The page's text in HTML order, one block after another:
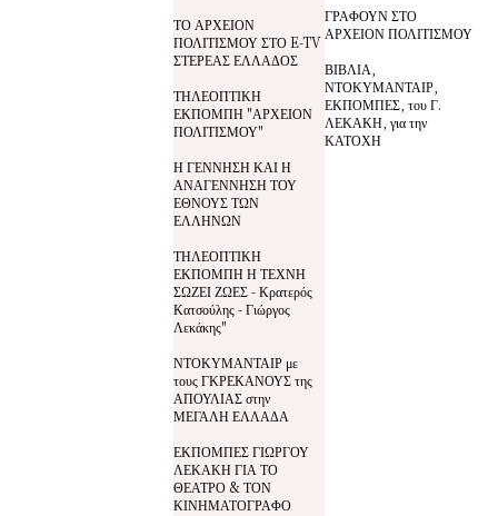
ΤΟ ΑΡΧΕΙΟΝ
ΠΟΛΙΤΙΣΜΟΥ ΣΤΟ E-TV
ΣΤΕΡΕΑΣ ΕΛΛΑΔΟΣ
ΤΗΛΕΟΠΤΙΚΗ
ΕΚΠΟΜΠΗ "ΑΡΧΕΙΟΝ
ΠΟΛΙΤΙΣΜΟΥ"
Η ΓΕΝΝΗΣΗ ΚΑΙ Η
ΑΝΑΓΕΝΝΗΣΗ ΤΟΥ
ΕΘΝΟΥΣ ΤΩΝ
ΕΛΛΗΝΩΝ
ΤΗΛΕΟΠΤΙΚΗ
ΕΚΠΟΜΠΗ Η ΤΕΧΝΗ
ΣΩΖΕΙ ΖΩΕΣ - Κρατερός
Κατσούλης - Γιώργος
Λεκάκης"
ΝΤΟΚΥΜΑΝΤΑΙΡ με
τους ΓΚΡΕΚΑΝΟΥΣ της
ΑΠΟΥΛΙΑΣ στην
ΜΕΓΑΛΗ ΕΛΛΑΔΑ
ΕΚΠΟΜΠΕΣ ΓΙΩΡΓΟΥ
ΛΕΚΑΚΗ ΓΙΑ ΤΟ
ΘΕΑΤΡΟ & ΤΟΝ
ΚΙΝΗΜΑΤΟΓΡΑΦΟ
ΓΡΑΦΟΥΝ ΣΤΟ
ΑΡΧΕΙΟΝ ΠΟΛΙΤΙΣΜΟΥ
ΒΙΒΛΙΑ,
ΝΤΟΚΥΜΑΝΤΑΙΡ,
ΕΚΠΟΜΠΕΣ, του Γ.
ΛΕΚΑΚΗ, για την
ΚΑΤΟΧΗ